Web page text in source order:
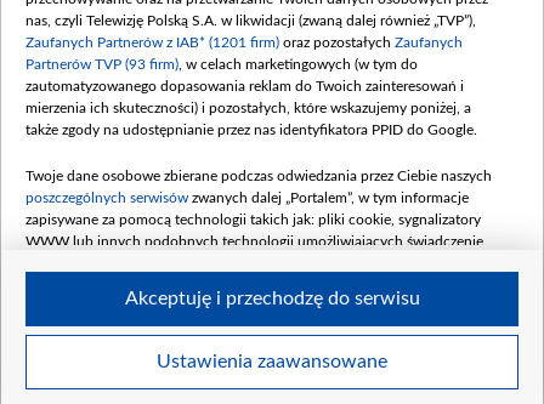
© 2026 Telewizja Polska S. A. w likwidacji
nas, czyli Telewizję Polską S.A. w likwidacji (zwaną dalej również „TVP”),
Zaufanych Partnerów z IAB* (1201 firm) oraz pozostałych Zaufanych
Partnerów TVP (93 firm) , w celach marketingowych (w tym do
zautomatyzowanego dopasowania reklam do Twoich zainteresowań i
mierzenia ich skuteczności) i pozostałych, które wskazujemy poniżej, a
także zgody na udostępnianie przez nas identyfikatora PPID do Google.
Twoje dane osobowe zbierane podczas odwiedzania przez Ciebie naszych
poszczególnych serwisów zwanych dalej „Portalem”, w tym informacje
zapisywane za pomocą technologii takich jak: pliki cookie, sygnalizatory
WWW lub innych podobnych technologii umożliwiających świadczenie
Twoje dane osobowe zbierane podczas odwiedzania przez Ciebie
Ustawienia zaawansowane
Akceptuję i przechodzę do serwisu